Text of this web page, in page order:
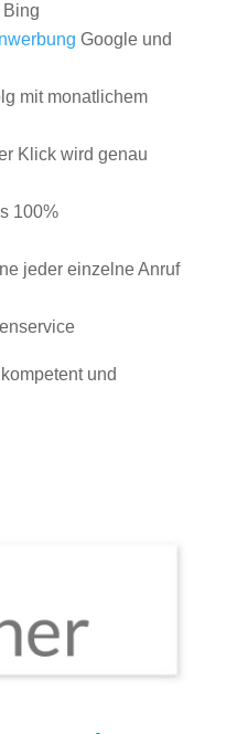
Bing
Google und
mit monatlichem
Klick wird genau
100%
jeder einzelne Anruf
und